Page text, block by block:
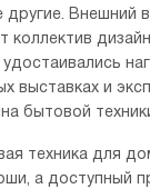
другие. Внешний
коллектив
выставках и
бытовой
техника для
а доступный